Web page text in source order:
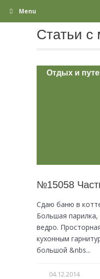
Menu
Статьи с
Отдых и
№15058
Сдаю баню в
Большая
ведро.
кухонным
большой &nbs...
04.12.2014